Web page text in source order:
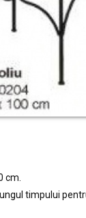
cm.
timpului